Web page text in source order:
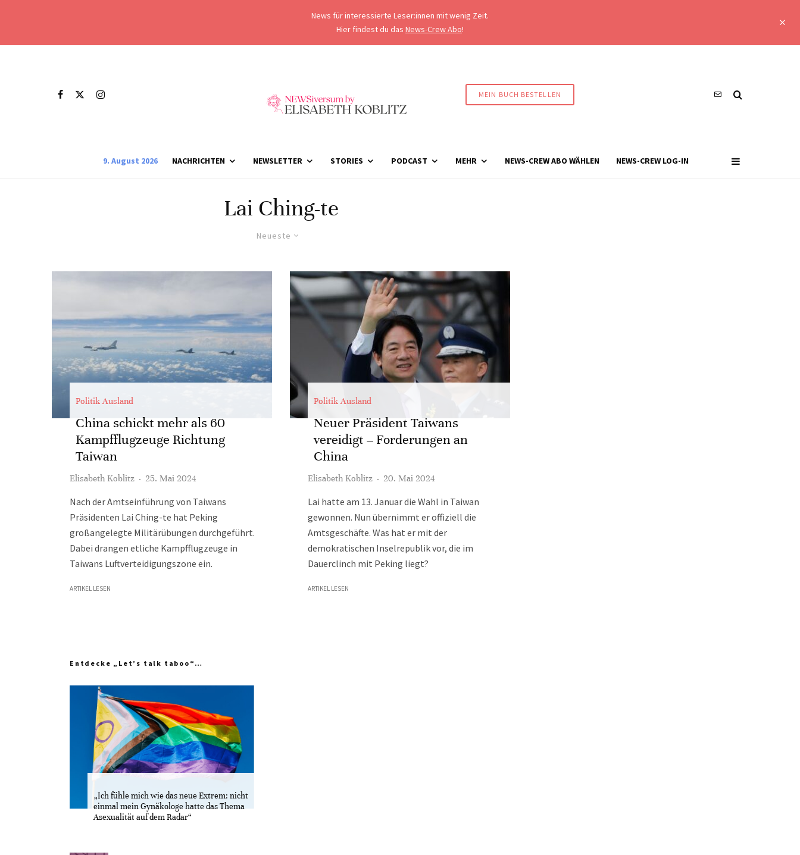
News für interessierte Leser:innen mit wenig Zeit.
Hier findest du das News-Crew Abo!
MEIN BUCH BESTELLEN
9. August 2026 NACHRICHTEN NEWSLETTER STORIES PODCAST MEHR NEWS-CREW ABO WÄHLEN NEWS-CREW LOG-IN
Lai Ching-te
Neueste
Politik Ausland
China schickt mehr als 60
Kampfflugzeuge Richtung
Taiwan
Elisabeth Koblitz · 25. Mai 2024
Nach der Amtseinführung von Taiwans
Präsidenten Lai Ching-te hat Peking
großangelegte Militärübungen durchgeführt.
Dabei drangen etliche Kampfflugzeuge in
Taiwans Luftverteidigungszone ein.
ARTIKEL LESEN
Politik Ausland
Neuer Präsident Taiwans
vereidigt – Forderungen an
China
Elisabeth Koblitz · 20. Mai 2024
Lai hatte am 13. Januar die Wahl in Taiwan
gewonnen. Nun übernimmt er offiziell die
Amtsgeschäfte. Was hat er mit der
demokratischen Inselrepublik vor, die im
Dauerclinch mit Peking liegt?
ARTIKEL LESEN
Entdecke „Let’s talk taboo“…
„Ich fühle mich wie das neue Extrem: nicht
einmal mein Gynäkologe hatte das Thema
Asexualität auf dem Radar“